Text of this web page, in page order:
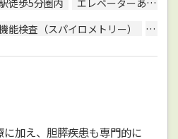
徒歩5分圏内 エレベーターあり
能検査（スパイロメトリー） 骨密
に加え、胆膵疾患も専門的に